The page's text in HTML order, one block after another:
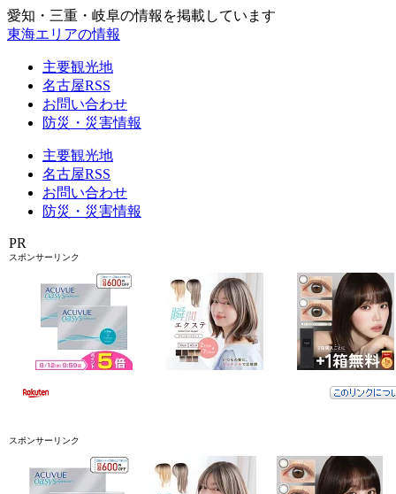
愛知・三重・岐阜の情報を掲載しています
東海エリアの情報
主要観光地
名古屋RSS
お問い合わせ
防災・災害情報
主要観光地
名古屋RSS
お問い合わせ
防災・災害情報
PR
スポンサーリンク
スポンサーリンク